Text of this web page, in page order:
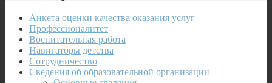
Анкета оценки качества оказания услуг
Профессионалитет
Воспитательная работа
Навигаторы детства
Сотрудничество
Сведения об образовательной организации